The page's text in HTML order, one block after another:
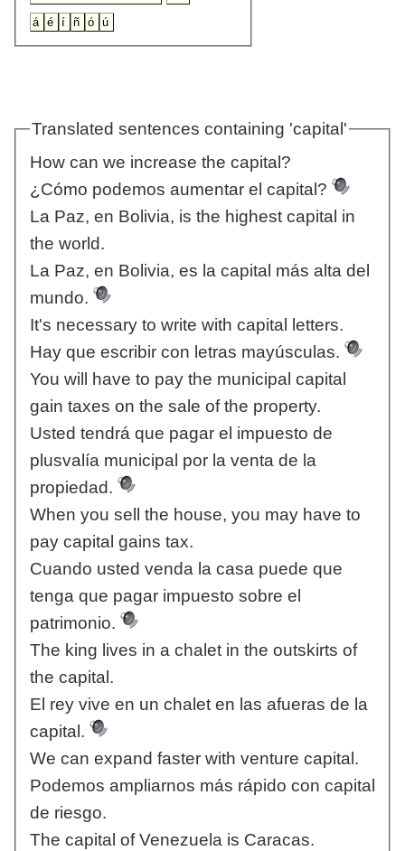
Translated sentences containing 'capital'
How can we increase the capital?
¿Cómo podemos aumentar el capital?
La Paz, en Bolivia, is the highest capital in
the world.
La Paz, en Bolivia, es la capital más alta del
mundo.
It's necessary to write with capital letters.
Hay que escribir con letras mayúsculas.
You will have to pay the municipal capital
gain taxes on the sale of the property.
Usted tendrá que pagar el impuesto de
plusvalía municipal por la venta de la
propiedad.
When you sell the house, you may have to
pay capital gains tax.
Cuando usted venda la casa puede que
tenga que pagar impuesto sobre el
patrimonio.
The king lives in a chalet in the outskirts of
the capital.
El rey vive en un chalet en las afueras de la
capital.
We can expand faster with venture capital.
Podemos ampliarnos más rápido con capital
de riesgo.
The capital of Venezuela is Caracas.